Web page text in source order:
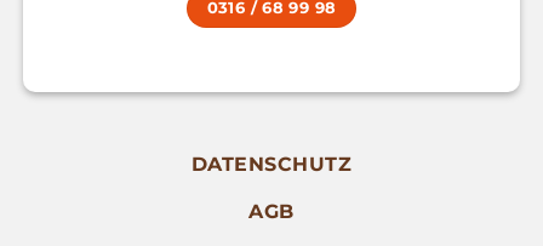
0316 / 68 99 98
DATENSCHUTZ
AGB